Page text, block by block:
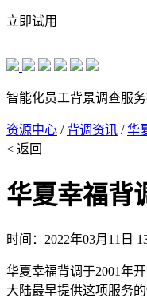
立即试用
智能化员工背景调查服
资源中心 / 背调资讯 /华
< 返回
华夏幸福背
时间：2022年03月11日
华夏幸福背调于2001年
大陆最早提供这项服务